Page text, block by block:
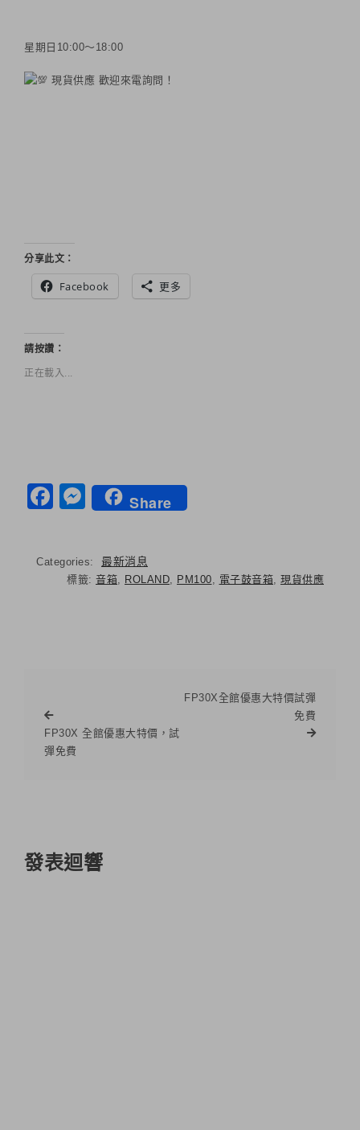
星期日10:00～18:00
現貨供應 歡迎來電詢問！
分享此文：
Facebook 更多
請按讚：
正在載入...
Facebook
Messenger
Share
Categories: 最新消息
標籤: 音箱, ROLAND, PM100, 電子鼓音箱, 現貨供應
FP30X 全館優惠大特價，試
彈免費
FP30X全館優惠大特價試彈
免費
發表迴響